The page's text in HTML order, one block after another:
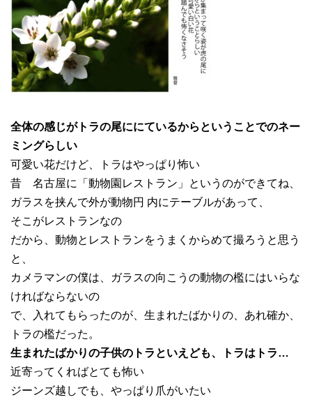
全体の感じがトラの尾ににているからということでのネー
ミングらしい
可愛い花だけど、トラはやっぱり怖い
昔 名古屋に「動物園レストラン」というのができてね、
ガラスを挟んで外が動物円 内にテーブルがあって、
そこがレストランなの
だから、動物とレストランをうまくからめて撮ろうと思う
と、
カメラマンの僕は、ガラスの向こうの動物の檻にはいらな
ければならないの
で、入れてもらったのが、生まれたばかりの、あれ確か、
トラの檻だった。
生まれたばかりの子供のトラといえども、トラはトラ…
近寄ってくればとても怖い
ジーンズ越しでも、やっぱり爪がいたい